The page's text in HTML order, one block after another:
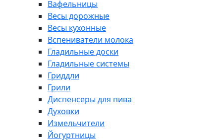
Вафельницы
Весы дорожные
Весы кухонные
Вспениватели молока
Гладильные доски
Гладильные системы
Гриддли
Грили
Диспенсеры для пива
Духовки
Измельчители
Йогуртницы